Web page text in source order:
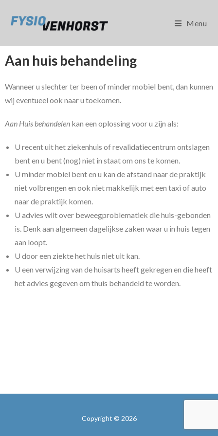
Menu
Aan huis behandeling
Wanneer u slechter ter been of minder mobiel bent, dan kunnen
wij eventueel ook naar u toekomen.
Aan Huis behandelen kan een oplossing voor u zijn als:
U recent uit het ziekenhuis of revalidatiecentrum ontslagen
bent en u bent (nog) niet in staat om ons te komen.
U minder mobiel bent en u kan de afstand naar de praktijk
niet volbrengen en ook niet makkelijk met een taxi of auto
naar de praktijk komen.
U advies wilt over beweegproblematiek die huis-gebonden
is. Denk aan algemeen dagelijkse zaken waar u in huis tegen
aan loopt.
U door een ziekte het huis niet uit kan.
U een verwijzing van de huisarts heeft gekregen en die heeft
het advies gegeven om thuis behandeld te worden.
Copyright © 2026